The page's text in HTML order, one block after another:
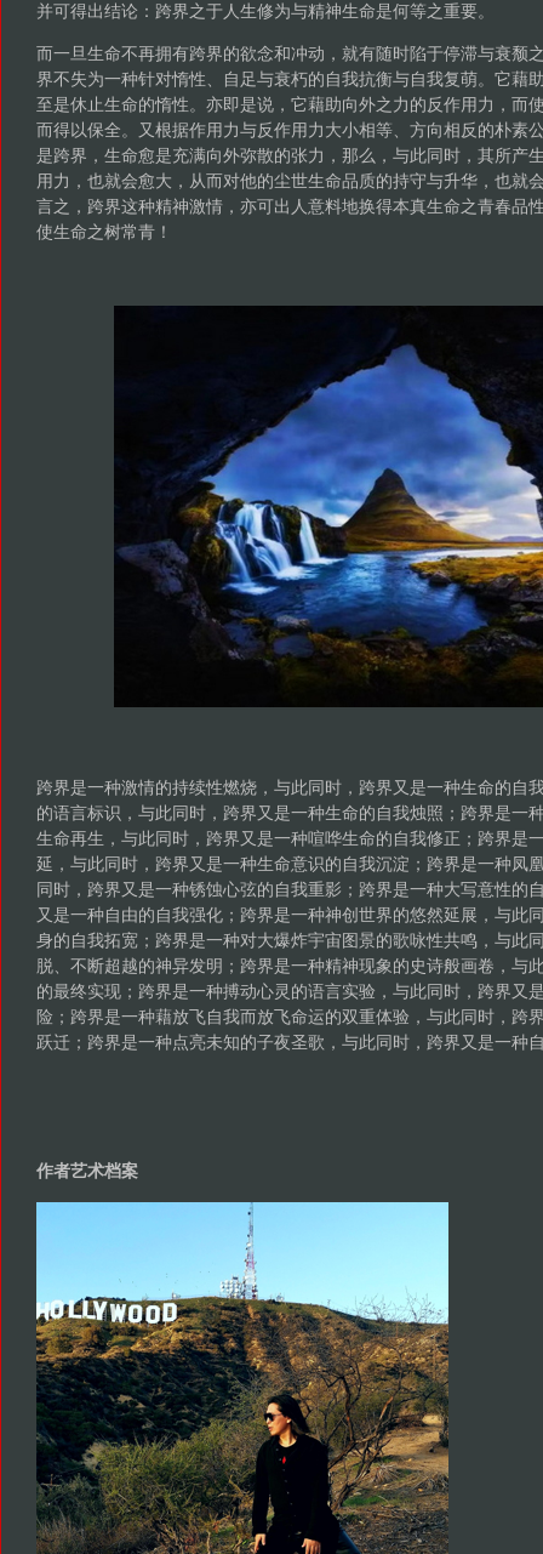
并可得出结论：跨界之于人生修为与精神生命是何等之重要。
而一旦生命不再拥有跨界的欲念和冲动，就有随时陷于停滞与衰颓
界不失为一种针对惰性、自足与衰朽的自我抗衡与自我复萌。它藉
至是休止生命的惰性。亦即是说，它藉助向外之力的反作用力，而
而得以保全。又根据作用力与反作用力大小相等、方向相反的朴素
是跨界，生命愈是充满向外弥散的张力，那么，与此同时，其所产
用力，也就会愈大，从而对他的尘世生命品质的持守与升华，也就
言之，跨界这种精神激情，亦可出人意料地换得本真生命之青春
使生命之树常青！
跨界是一种激情的持续性燃烧，与此同时，跨界又是一种生命的自
的语言标识，与此同时，跨界又是一种生命的自我烛照；跨界是一
生命再生，与此同时，跨界又是一种喧哗生命的自我修正；跨界是
延，与此同时，跨界又是一种生命意识的自我沉淀；跨界是一种凤
同时，跨界又是一种锈蚀心弦的自我重影；跨界是一种大写意性的
又是一种自由的自我强化；跨界是一种神创世界的悠然延展，与此
身的自我拓宽；跨界是一种对大爆炸宇宙图景的歌咏性共鸣，与此
脱、不断超越的神异发明；跨界是一种精神现象的史诗般画卷，与
的最终实现；跨界是一种搏动心灵的语言实验，与此同时，跨界又
险；跨界是一种藉放飞自我而放飞命运的双重体验，与此同时，跨
跃迁；跨界是一种点亮未知的子夜圣歌，与此同时，跨界又是一种
作者艺术档案